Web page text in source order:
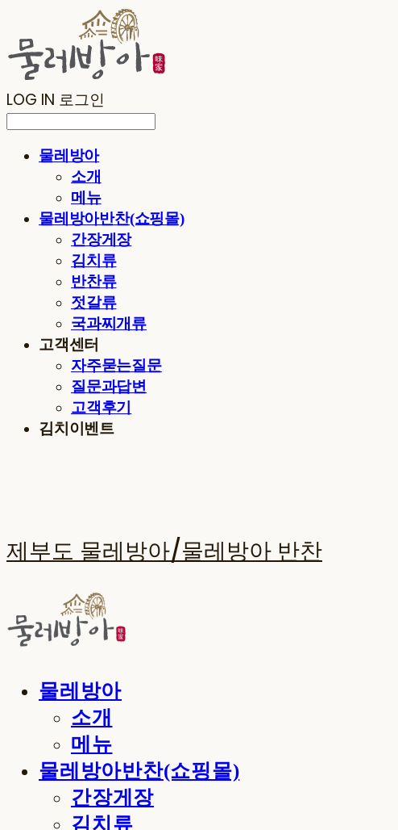
LOG IN 로그인
물레방아
소개
메뉴
물레방아반찬(쇼핑몰)
간장게장
김치류
반찬류
젓갈류
국과찌개류
고객센터
자주묻는질문
질문과답변
고객후기
김치이벤트
제부도 물레방아/물레방아 반찬
물레방아
소개
메뉴
물레방아반찬(쇼핑몰)
간장게장
김치류